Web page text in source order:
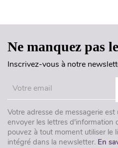
Ne manquez pas
Inscrivez-vous à notre
Votre adresse de messagerie
envoyer les lettres d'information
pouvez à tout moment utiliser le
intégré dans la newsletter. En